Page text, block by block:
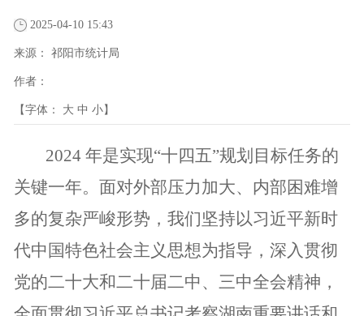
2025-04-10 15:43
来源： 祁阳市统计局
作者：
【字体： 大 中 小】
2024 年是实现“十四五”规划目标任务的
关键一年。面对外部压力加大、内部困难增
多的复杂严峻形势，我们坚持以习近平新时
代中国特色社会主义思想为指导，深入贯彻
党的二十大和二十届二中、三中全会精神，